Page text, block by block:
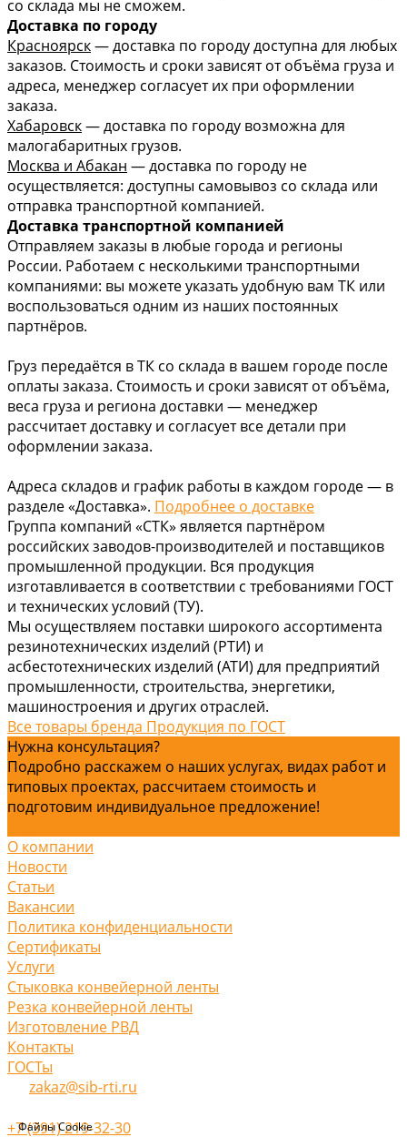
Файлы Cookie
со склада мы не сможем.
Доставка по городу
Красноярск— доставка по городу доступна для любых
заказов. Стоимость и сроки зависят от объёма груза и
адреса, менеджер согласует их при оформлении
заказа.
Хабаровск— доставка по городу возможна для
малогабаритных грузов.
Москва и Абакан — доставка по городу не
осуществляется: доступны самовывоз со склада или
отправка транспортной компанией.
Доставка транспортной компанией
Отправляем заказы в любые города и регионы
России. Работаем с несколькими транспортными
компаниями: вы можете указать удобную вам ТК или
воспользоваться одним из наших постоянных
партнёров.
Груз передаётся в ТК со склада в вашем городе после
оплаты заказа. Стоимость и сроки зависят от объёма,
веса груза и региона доставки — менеджер
рассчитает доставку и согласует все детали при
оформлении заказа.
Адреса складов и график работы в каждом городе — в
разделе «Доставка». Подробнее о доставке
Группа компаний «СТК» является партнёром
российских заводов-производителей и поставщиков
промышленной продукции. Вся продукция
изготавливается в соответствии с требованиями ГОСТ
и технических условий (ТУ).
Мы осуществляем поставки широкого ассортимента
резинотехнических изделий (РТИ) и
асбестотехнических изделий (АТИ) для предприятий
промышленности, строительства, энергетики,
машиностроения и других отраслей.
Все товары бренда Продукция по ГОСТ
Нужна консультация?
Подробно расскажем о наших услугах, видах работ и
типовых проектах, рассчитаем стоимость и
подготовим индивидуальное предложение!
О компании
Новости
Статьи
Вакансии
Политика конфиденциальности
Сертификаты
Услуги
Стыковка конвейерной ленты
Резка конвейерной ленты
Изготовление РВД
Контакты
ГОСТы
zakaz@sib-rti.ru
+7 (391) 219-32-30